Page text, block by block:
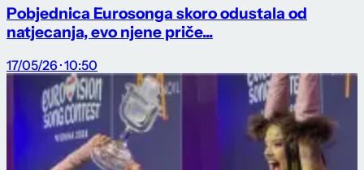
Pobjednica Eurosonga skoro odustala od
natjecanja, evo njene priče...
17/05/26 · 10:50